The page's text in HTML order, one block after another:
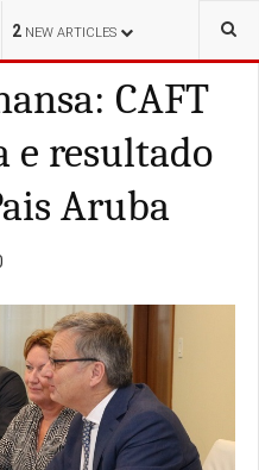
2 NEW ARTICLES
CAFT
e resultado
Aruba